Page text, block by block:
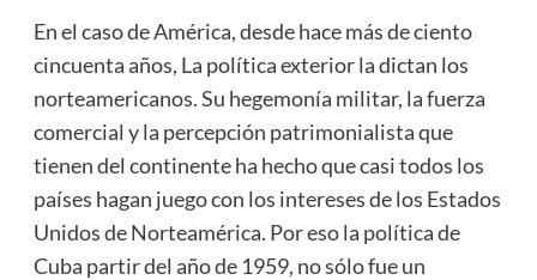
En el caso de América, desde hace más de ciento
cincuenta años, La política exterior la dictan los
norteamericanos. Su hegemonía militar, la fuerza
comercial y la percepción patrimonialista que
tienen del continente ha hecho que casi todos los
países hagan juego con los intereses de los Estados
Unidos de Norteamérica. Por eso la política de
Cuba partir del año de 1959, no sólo fue un